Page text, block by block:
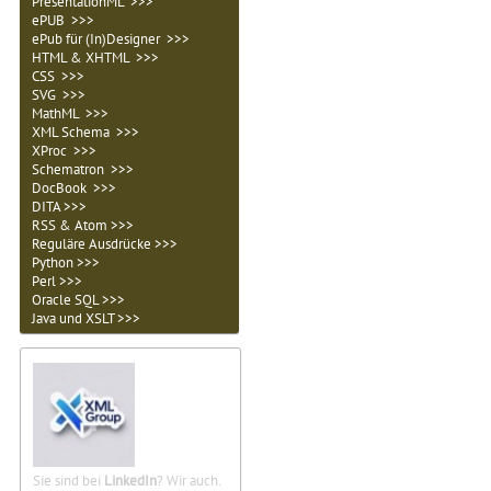
ePUB >>>
ePub für (In)Designer >>>
HTML & XHTML >>>
CSS >>>
SVG >>>
MathML >>>
XML Schema >>>
XProc >>>
Schematron >>>
DocBook >>>
DITA >>>
RSS & Atom >>>
Reguläre Ausdrücke >>>
Python >>>
Perl >>>
Oracle SQL >>>
Java und XSLT >>>
Sie sind bei LinkedIn? Wir auch.